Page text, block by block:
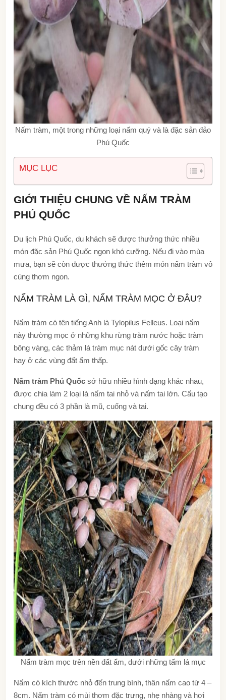
Nấm tràm, một trong những loại nấm quý và là đặc sản đảo
Phú Quốc
MỤC LỤC
GIỚI THIỆU CHUNG VỀ NẤM TRÀM
PHÚ QUỐC
Du lịch Phú Quốc, du khách sẽ được thưởng thức nhiều
món đặc sản Phú Quốc ngon khó cưỡng. Nếu đi vào mùa
mưa, bạn sẽ còn được thưởng thức thêm món nấm tràm vô
cùng thơm ngon.
NẤM TRÀM LÀ GÌ, NẤM TRÀM MỌC Ở ĐÂU?
Nấm tràm có tên tiếng Anh là Tylopilus Felleus. Loại nấm
này thường mọc ở những khu rừng tràm nước hoặc tràm
bông vàng, các thảm lá tràm mục nát dưới gốc cây tràm
hay ở các vùng đất ẩm thấp.
Nấm tràm Phú Quốc sở hữu nhiều hình dạng khác nhau,
được chia làm 2 loại là nấm tai nhỏ và nấm tai lớn. Cấu tạo
chung đều có 3 phần là mũ, cuống và tai.
Nấm tràm mọc trên nền đất ẩm, dưới những tấm lá mục
Nấm có kích thước nhỏ đến trung bình, thân nấm cao từ 4 –
8cm. Nấm tràm có mùi thơm đặc trưng, nhẹ nhàng và hơi